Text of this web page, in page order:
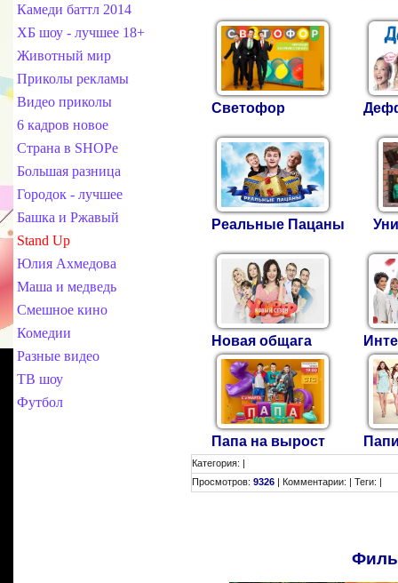
Камеди баттл 2014
ХБ шоу - лучшее 18+
Животный мир
Приколы рекламы
Видео приколы
6 кадров новое
Страна в SHOPe
Большая разница
Городок - лучшее
Башка и Ржавый
Stand Up
Юлия Ахмедова
Маша и медведь
Смешное кино
Комедии
Разные видео
ТВ шоу
Футбол
Светофор
Реальные Пацаны
Новая общага
Папа на вырост
Категория: |
Просмотров: 9326 | Комментарии: | Теги: |